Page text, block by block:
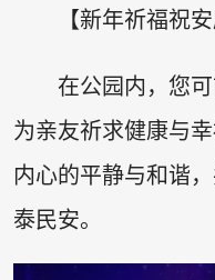
【新年祈福祝安
在公园内，您
为亲友祈求健康与
内心的平静与和谐
泰民安。